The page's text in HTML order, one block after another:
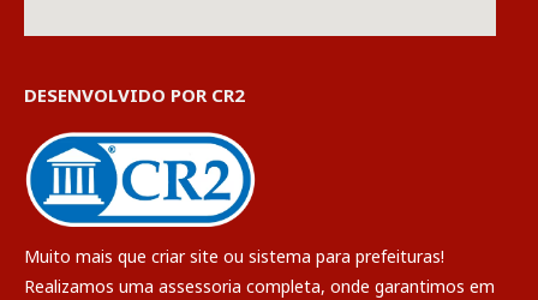
DESENVOLVIDO POR CR2
Muito mais que criar site ou sistema para prefeituras!
Realizamos uma assessoria completa, onde garantimos em